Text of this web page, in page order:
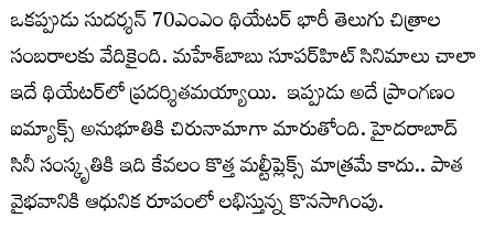
ఒకప్పుడు సుదర్శన్‌ 70ఎంఎం థియేటర్‌ భారీ తెలుగు చిత్రాల
సంబరాలకు వేదికైంది. మహేశ్​బాబు సూపర్​హిట్​ సినిమాలు చాలా
ఇదే థియేటర్​లో ప్రదర్శితమయ్యాయి. ఇప్పుడు అదే ప్రాంగణం
ఐమ్యాక్స్‌ అనుభూతికి చిరునామాగా మారుతోంది. హైదరాబాద్‌
సినీ సంస్కృతికి ఇది కేవలం కొత్త మల్టీప్లెక్స్‌ మాత్రమే కాదు.. పాత
వైభవానికి ఆధునిక రూపంలో లభిస్తున్న కొనసాగింపు.